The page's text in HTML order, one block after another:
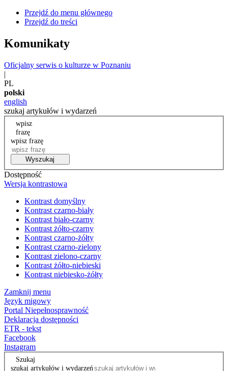
Przejdź do menu głównego
Przejdź do treści
Komunikaty
Oficjalny serwis o kulturze w Poznaniu
|
PL
polski
english
szukaj artykułów i wydarzeń
wpisz
frazę
wpisz frazę
Wyszukaj
Dostępność
Wersja kontrastowa
Kontrast domyślny
Kontrast czarno-biały
Kontrast biało-czarny
Kontrast żółto-czarny
Kontrast czarno-żółty
Kontrast czarno-zielony
Kontrast zielono-czarny
Kontrast żółto-niebieski
Kontrast niebiesko-żółty
Zamknij menu
Język migowy
Portal Niepełnosprawność
Deklaracja dostępności
ETR - tekst
Facebook
Instagram
Szukaj
szukaj artykułów i wydarzeń